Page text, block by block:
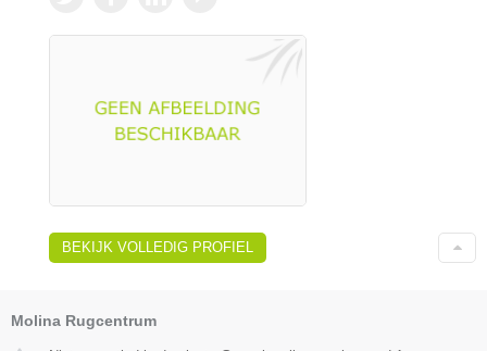
BEKIJK VOLLEDIG PROFIEL
Molina Rugcentrum